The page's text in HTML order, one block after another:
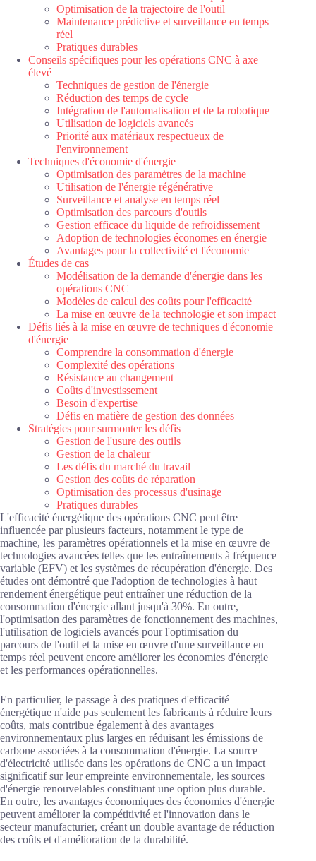
Optimisation de la trajectoire de l'outil
Maintenance prédictive et surveillance en temps
réel
Pratiques durables
Conseils spécifiques pour les opérations CNC à axe
élevé
Techniques de gestion de l'énergie
Réduction des temps de cycle
Intégration de l'automatisation et de la robotique
Utilisation de logiciels avancés
Priorité aux matériaux respectueux de
l'environnement
Techniques d'économie d'énergie
Optimisation des paramètres de la machine
Utilisation de l'énergie régénérative
Surveillance et analyse en temps réel
Optimisation des parcours d'outils
Gestion efficace du liquide de refroidissement
Adoption de technologies économes en énergie
Avantages pour la collectivité et l'économie
Études de cas
Modélisation de la demande d'énergie dans les
opérations CNC
Modèles de calcul des coûts pour l'efficacité
La mise en œuvre de la technologie et son impact
Défis liés à la mise en œuvre de techniques d'économie
d'énergie
Comprendre la consommation d'énergie
Complexité des opérations
Résistance au changement
Coûts d'investissement
Besoin d'expertise
Défis en matière de gestion des données
Stratégies pour surmonter les défis
Gestion de l'usure des outils
Gestion de la chaleur
Les défis du marché du travail
Gestion des coûts de réparation
Optimisation des processus d'usinage
Pratiques durables
L'efficacité énergétique des opérations CNC peut être
influencée par plusieurs facteurs, notamment le type de
machine, les paramètres opérationnels et la mise en œuvre de
technologies avancées telles que les entraînements à fréquence
variable (EFV) et les systèmes de récupération d'énergie. Des
études ont démontré que l'adoption de technologies à haut
rendement énergétique peut entraîner une réduction de la
consommation d'énergie allant jusqu'à 30%. En outre,
l'optimisation des paramètres de fonctionnement des machines,
l'utilisation de logiciels avancés pour l'optimisation du
parcours de l'outil et la mise en œuvre d'une surveillance en
temps réel peuvent encore améliorer les économies d'énergie
et les performances opérationnelles.
En particulier, le passage à des pratiques d'efficacité
énergétique n'aide pas seulement les fabricants à réduire leurs
coûts, mais contribue également à des avantages
environnementaux plus larges en réduisant les émissions de
carbone associées à la consommation d'énergie. La source
d'électricité utilisée dans les opérations de CNC a un impact
significatif sur leur empreinte environnementale, les sources
d'énergie renouvelables constituant une option plus durable.
En outre, les avantages économiques des économies d'énergie
peuvent améliorer la compétitivité et l'innovation dans le
secteur manufacturier, créant un double avantage de réduction
des coûts et d'amélioration de la durabilité.